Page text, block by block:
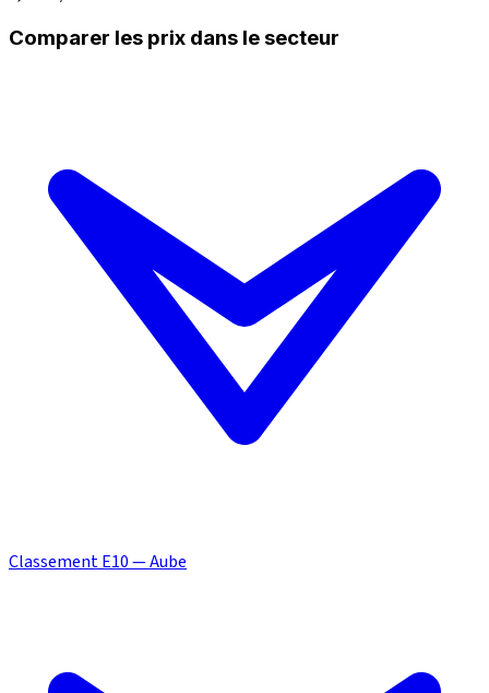
Comparer les prix dans le secteur
Classement E10 — Aube